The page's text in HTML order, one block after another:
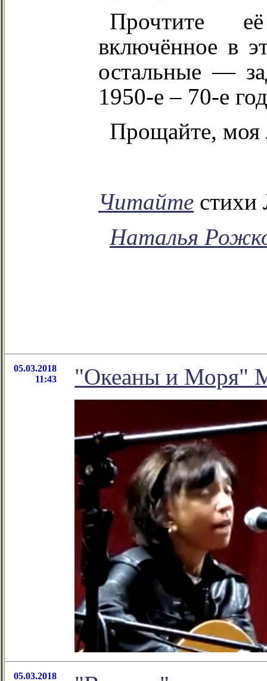
Прочтите
включённое в
остальные —
1950-е – 70-е
Прощайте, моя
Читайте стихи
Наталья
05.03.2018
11:43
"Океаны и Моря"
05.03.2018